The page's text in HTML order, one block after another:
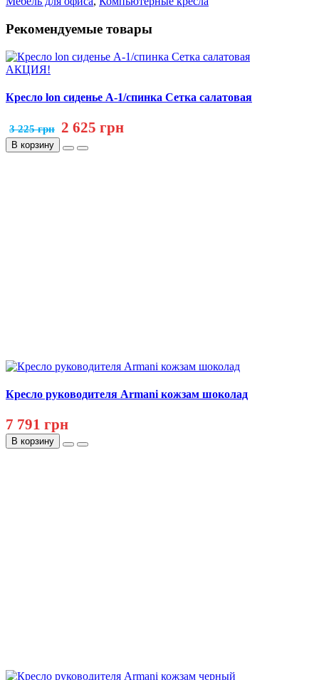
Рекомендуемые товары
АКЦИЯ!
Кресло lon сиденье А-1/спинка Сетка салатовая
3 225 грн 2 625 грн
В корзину
Кресло руководителя Armani кожзам шоколад
7 791 грн
В корзину